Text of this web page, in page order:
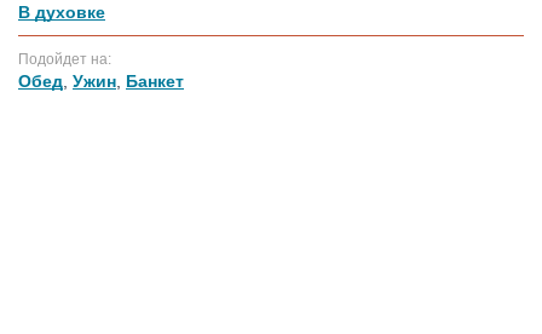
В духовке
Подойдет на:
Обед Ужин Банкет